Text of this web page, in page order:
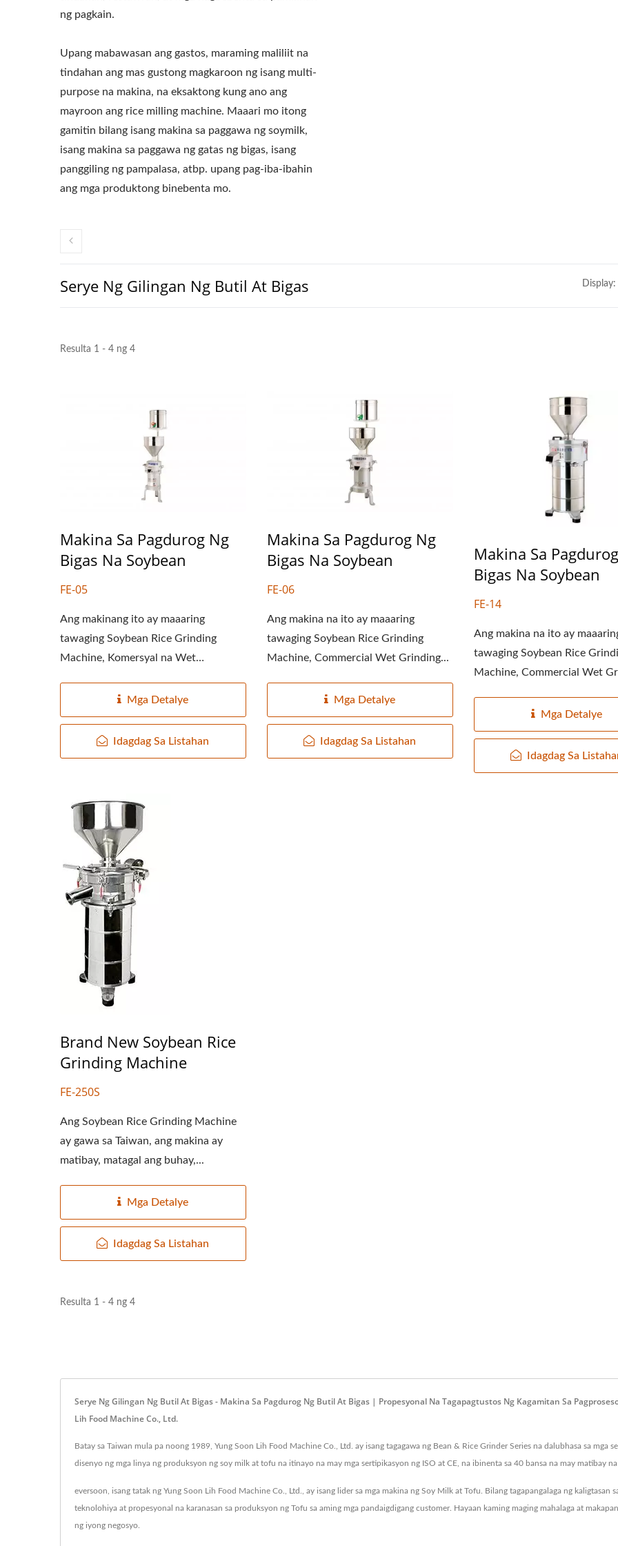
ng pagkain.
Upang mabawasan ang gastos, maraming maliliit na
tindahan ang mas gustong magkaroon ng isang multi-
purpose na makina, na eksaktong kung ano ang
mayroon ang rice milling machine. Maaari mo itong
gamitin bilang isang makina sa paggawa ng soymilk,
isang makina sa paggawa ng gatas ng bigas, isang
panggiling ng pampalasa, atbp. upang pag-iba-ibahin
ang mga produktong binebenta mo.
Serye Ng Gilingan Ng Butil At Bigas Display:
Resulta 1 - 4 ng 4
Makina Sa Pagdurog Ng
Bigas Na Soybean
FE-05
Ang makinang ito ay maaaring
tawaging Soybean Rice Grinding
Machine, Komersyal na Wet
Mga Detalye
Idagdag Sa Listahan
Makina Sa Pagdurog Ng
Bigas Na Soybean
FE-06
Ang makina na ito ay maaaring
tawaging Soybean Rice Grinding
Machine, Commercial Wet Grinding...
Mga Detalye
Idagdag Sa Listahan
Makina Sa
Bigas Na Soybean
FE-14
Ang makina na ito ay
tawaging Soybean Rice
Machine, Commercial Wet
Mga Detalye
Idagdag Sa
Brand New Soybean Rice
Grinding Machine
FE-250S
Ang Soybean Rice Grinding Machine
ay gawa sa Taiwan, ang makina ay
matibay, matagal ang buhay,...
Mga Detalye
Idagdag Sa Listahan
Resulta 1 - 4 ng 4
220kg Dry Bean
Awtomatikong Linya Ng
Maliit Na Planta Ng Tofu-Tofu
Legend
220kg Dry Bean
Awtomatikong Linya
Serye Ng Gilingan Ng Butil At Bigas - Makina Sa Pagdurog Ng Butil At Bigas | Propesyonal Na Tagapagtustos Ng Kagamitan Sa
Lih Food Machine Co., Ltd.
Batay sa Taiwan mula pa noong 1989, Yung Soon Lih Food Machine Co., Ltd. ay isang tagagawa ng Bean & Rice Grinder Series na dalubhasa sa mga
disenyo ng mga linya ng produksyon ng soy milk at tofu na itinayo na may mga sertipikasyon ng ISO at CE, na ibinenta sa 40 bansa na may matibay na
eversoon, isang tatak ng Yung Soon Lih Food Machine Co., Ltd., ay isang lider sa mga makina ng Soy Milk at Tofu. Bilang tagapangalaga ng kaligtasan
teknolohiya at propesyonal na karanasan sa produksyon ng Tofu sa aming mga pandaigdigang customer. Hayaan kaming maging mahalaga at
ng iyong negosyo.